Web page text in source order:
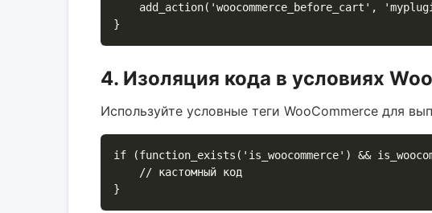
4. Изоляция кода в условиях
Используйте условные теги WooCommerce для
if (function_exists('is_woocommerce') &&